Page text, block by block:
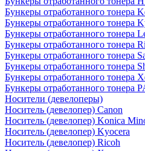
Бункеры отработанного тонера
Бункеры отработанного тонера
Бункеры отработанного тонера
Бункеры отработанного тонера
Бункеры отработанного тонера
Бункеры отработанного тонера
Бункеры отработанного тонера
Бункеры отработанного тонера
Носители (девелоперы)
Носитель (девелопер) Canon
Носитель (девелопер) Konica
Носитель (девелопер) Kyocera
Носитель (девелопер) Ricoh